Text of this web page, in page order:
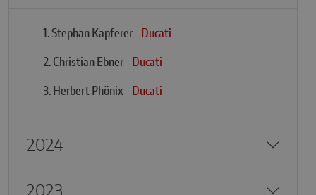
1. Stephan Kapferer -Ducati
2. Christian Ebner -Ducati
3. Herbert Phönix -Ducati
2024
2023